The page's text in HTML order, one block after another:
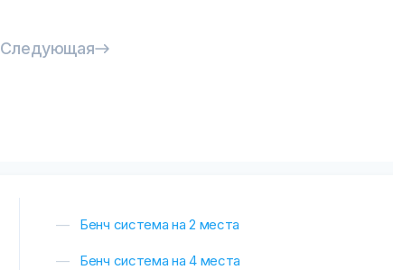
Следующая
Бенч система на 2 места
Бенч система на 4 места